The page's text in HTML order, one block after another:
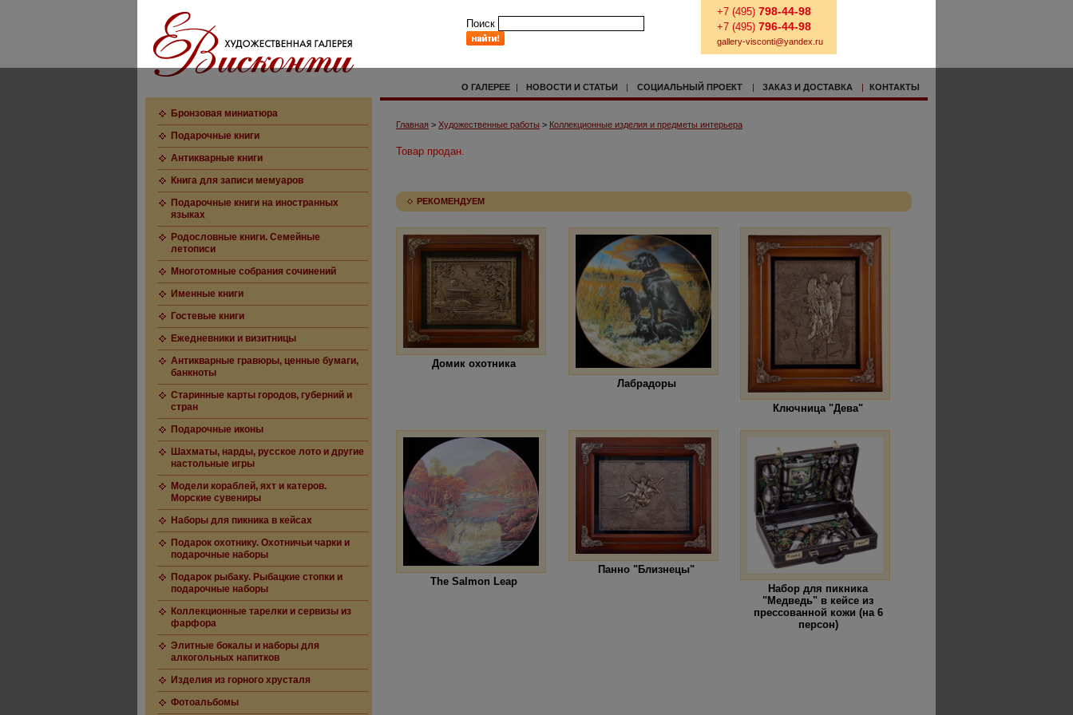
Поиск
+7 (495) 798-44-98
+7 (495) 796-44-98
gallery-visconti@yandex.ru
О ГАЛЕРЕЕ | НОВОСТИ И СТАТЬИ | СОЦИАЛЬНЫЙ ПРОЕКТ | ЗАКАЗ И ДОСТАВКА | КОНТАКТЫ
Бронзовая миниатюра
Подарочные книги
Антикварные книги
Книга для записи мемуаров
Подарочные книги на иностранных
языках
Родословные книги. Семейные
летописи
Многотомные собрания сочинений
Именные книги
Гостевые книги
Ежедневники и визитницы
Антикварные гравюры, ценные бумаги,
банкноты
Старинные карты городов, губерний и
стран
Подарочные иконы
Шахматы, нарды, русское лото и другие
настольные игры
Модели кораблей, яхт и катеров.
Морские сувениры
Наборы для пикника в кейсах
Подарок охотнику. Охотничьи чарки и
подарочные наборы
Подарок рыбаку. Рыбацкие стопки и
подарочные наборы
Коллекционные тарелки и сервизы из
фарфора
Элитные бокалы и наборы для
алкогольных напитков
Изделия из горного хрусталя
Фотоальбомы
Главная > Художественные работы > Коллекционные изделия и предметы интерьера
Товар продан.
РЕКОМЕНДУЕМ
Домик охотника
Лабрадоры
Ключница "Дева"
The Salmon Leap
Панно "Близнецы"
Набор для пикника
"Медведь" в кейсе из
прессованной кожи (на 6
персон)